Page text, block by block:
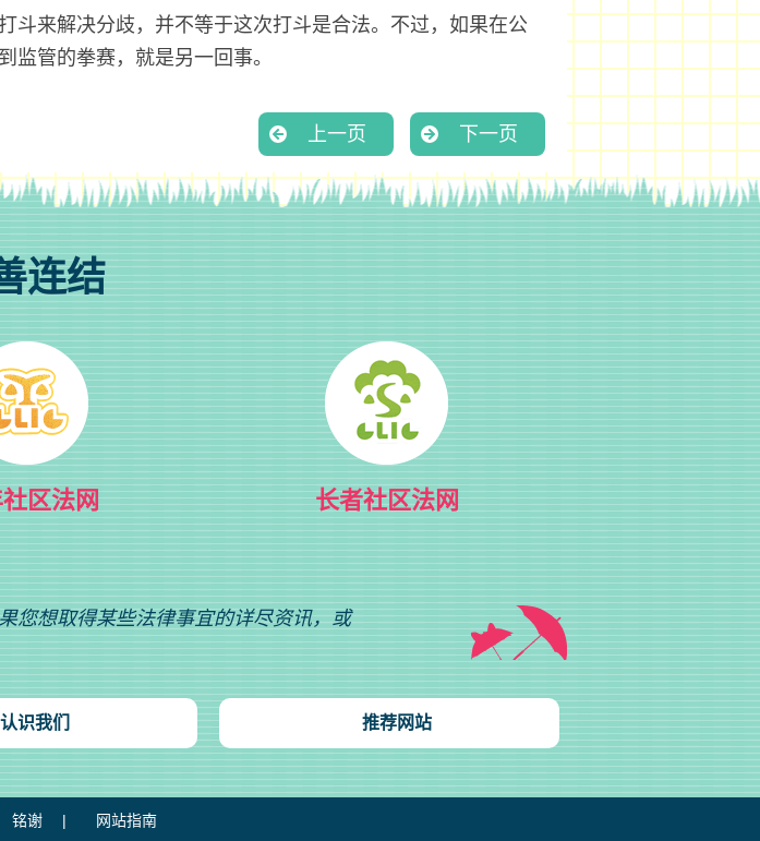
斗来解决分歧，并不等于这次打斗是合法。不过，如果在公
监管的拳赛，就是另一回事。
上一页 下一页
连结
区法网 长者社区法网
您想取得某些法律事宜的详尽资讯，或
认识我们 推荐网站
铭谢 网站指南